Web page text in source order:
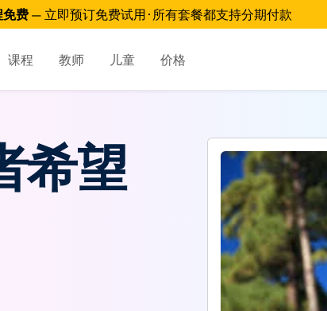
免费 — 立即预订免费试用 · 所有套餐都支持分期付款
课程 教师 儿童 价格
希望